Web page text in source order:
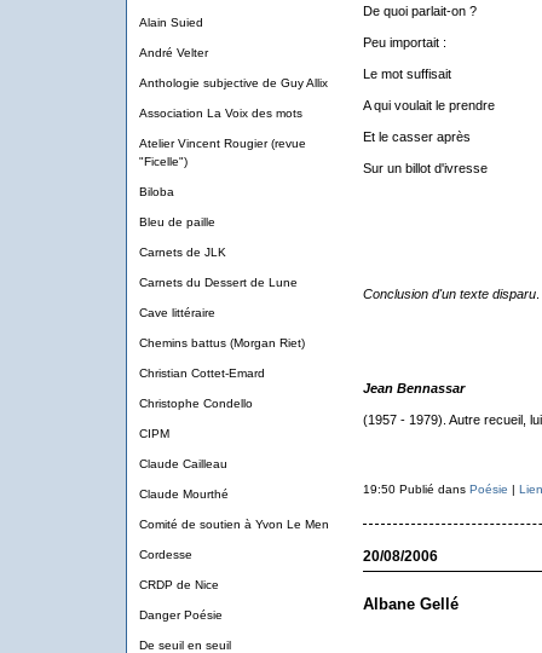
Alain Suied
André Velter
Anthologie subjective de Guy Allix
Association La Voix des mots
Atelier Vincent Rougier (revue
"Ficelle")
Biloba
Bleu de paille
Carnets de JLK
Carnets du Dessert de Lune
Cave littéraire
Chemins battus (Morgan Riet)
Christian Cottet-Emard
Christophe Condello
CIPM
Claude Cailleau
Claude Mourthé
Comité de soutien à Yvon Le Men
Cordesse
CRDP de Nice
Danger Poésie
De seuil en seuil
De quoi parlait-on ?
Peu importait :
Le mot suffisait
A qui voulait le prendre
Et le casser après
Sur un billot d'ivresse
Conclusion d'un texte disparu.
Jean Bennassar
(1957 - 1979). Autre recueil,
19:50 Publié dans Poésie |
20/08/2006
Albane Gellé